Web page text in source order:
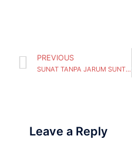
PREVIOUS
SUNAT TANPA JARUM SUNTIK MALANG BANYAK DIMINATI ORANG
Leave a Reply